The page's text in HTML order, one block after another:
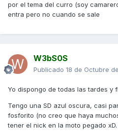
por el tema del curro (soy
entra pero no cuando se sale
W3bS0S
Publicado 18 de Octubre
Yo dispongo de todas las tardes y
Tengo una SD azul oscura, casi
fosforito (no creo que haya
tener el nick en la moto pegado xD.